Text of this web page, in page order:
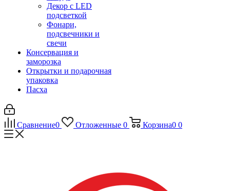
Декор с LED
подсветкой
Фонари,
подсвечники и
свечи
Консервация и
заморозка
Открытки и подарочная
упаковка
Пасха
Сравнение0 Отложенные 0 Корзина0 0